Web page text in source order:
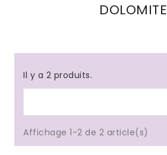
DOLOMITE
Il y a 2 produits.
Affichage 1-2 de 2 article(s)